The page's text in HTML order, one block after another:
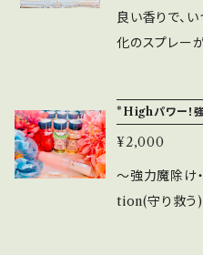
を助ける仕事
をもって人を助けさ
ギー：支配的、自分本位 プ
アルカウンセ
大のパワーで
をして香りをまとっ
容] ・Love【愛
的と理想、内
nce【真の自信
の力を内から
怒りと憤りを
良い香りで、
化のスプレーが欲しい！ もち
です。 毎日、何度も使いたくなる香り♡です。 [ブ
レンドしてい
【手放し】 も
のマイナスエ
*Highパワー！
¥2,000
～強力魔除け・祓い
tion(守り救う)